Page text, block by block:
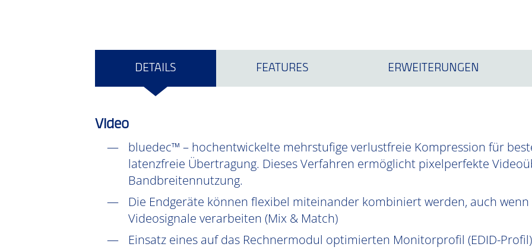
DETAILS FEATURES ERWEITERUNGEN
Video
bluedec™ – hochentwickelte mehrstufige verlustfreie Kompression für
latenzfreie Übertragung. Dieses Verfahren ermöglicht pixelperfekte
Bandbreitennutzung.
Die Endgeräte können flexibel miteinander kombiniert werden, auch
Videosignale verarbeiten (Mix & Match)
Einsatz eines auf das Rechnermodul optimierten Monitorprofil (EDID-Profil)